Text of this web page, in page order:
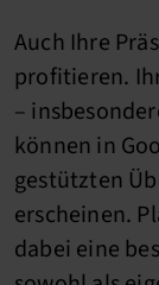
Auch Ihre
profitieren.
–
können in
gestützten
erscheinen.
dabei eine